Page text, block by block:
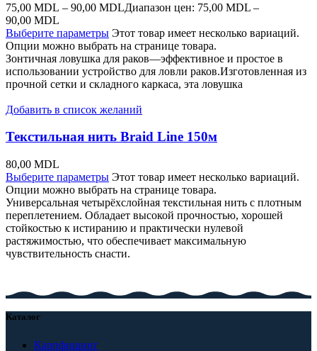
75,00 MDL – 90,00 MDLДиапазон цен: 75,00 MDL –
90,00 MDL
Выберите параметры Этот товар имеет несколько вариаций.
Опции можно выбрать на странице товара.
Зонтичная ловушка для раков—эффективное и простое в
использовании устройство для ловли раков.Изготовленная из
прочной сетки и складного каркаса, эта ловушка
Добавить в список желаний
Текстильная нить Braid Line 150м
80,00 MDL
Выберите параметры Этот товар имеет несколько вариаций.
Опции можно выбрать на странице товара.
Универсальная четырёхслойная текстильная нить с плотным
переплетением. Обладает высокой прочностью, хорошей
стойкостью к истиранию и практически нулевой
растяжимостью, что обеспечивает максимальную
чувствительность снасти.
Каталог
Карпфишинг